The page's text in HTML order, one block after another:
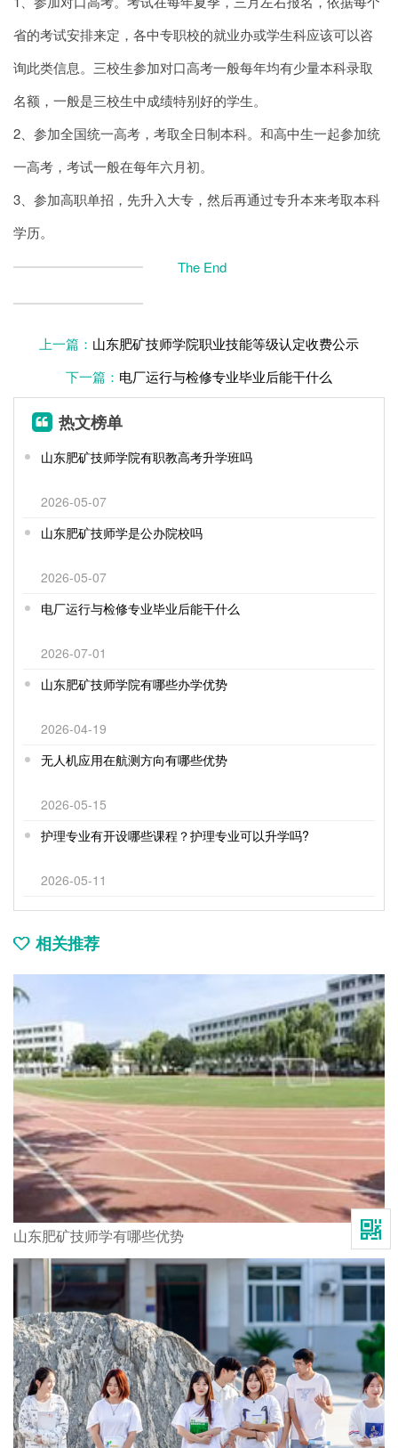
省的考试安排来定，各中专职校的就业办或学生科应该可以咨
询此类信息。三校生参加对口高考一般每年均有少量本科录取
名额，一般是三校生中成绩特别好的学生。
2、参加全国统一高考，考取全日制本科。和高中生一起参加统
一高考，考试一般在每年六月初。
3、参加高职单招，先升入大专，然后再通过专升本来考取本科
学历。
The End
上一篇： 山东肥矿技师学院职业技能等级认定收费公示
下一篇： 电厂运行与检修专业毕业后能干什么
热文榜单
山东肥矿技师学院有职教高考升学班吗
2026-05-07
山东肥矿技师学是公办院校吗
2026-05-07
电厂运行与检修专业毕业后能干什么
2026-07-01
山东肥矿技师学院有哪些办学优势
2026-04-19
无人机应用在航测方向有哪些优势
2026-05-15
护理专业有开设哪些课程？护理专业可以升学吗?
2026-05-11
相关推荐
山东肥矿技师学有哪些优势